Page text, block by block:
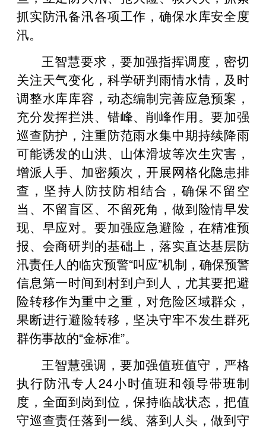
抓实防汛备汛各项工作，确保水库安全度
汛。
王智慧要求，要加强指挥调度，密切
关注天气变化，科学研判雨情水情，及时
调整水库库容，动态编制完善应急预案，
充分发挥拦洪、错峰、削峰作用。要加强
巡查防护，注重防范雨水集中期持续降雨
可能诱发的山洪、山体滑坡等次生灾害，
增派人手、加密频次，开展网格化隐患排
查，坚持人防技防相结合，确保不留空
当、不留盲区、不留死角，做到险情早发
现、早应对。要加强应急避险，在精准预
报、会商研判的基础上，落实直达基层防
汛责任人的临灾预警“叫应”机制，确保预警
信息第一时间到村到户到人，尤其要把避
险转移作为重中之重，对危险区域群众，
果断进行避险转移，坚决守牢不发生群死
群伤事故的“金标准”。
王智慧强调，要加强值班值守，严格
执行防汛专人24小时值班和领导带班制
度，全面到岗到位，保持临战状态，把值
守巡查责任落到一线、落到人头，做到守